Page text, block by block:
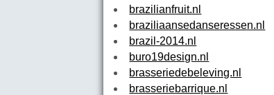
brazilianfruit.nl
braziliaansedanseressen.nl
brazil-2014.nl
buro19design.nl
brasseriedebeleving.nl
brasseriebarrique.nl